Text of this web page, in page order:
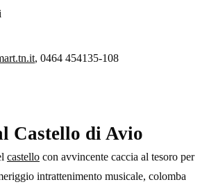
, 0464 454135-108
Castello di Avio
castello con avvincente caccia al tesoro per
intrattenimento musicale, colomba